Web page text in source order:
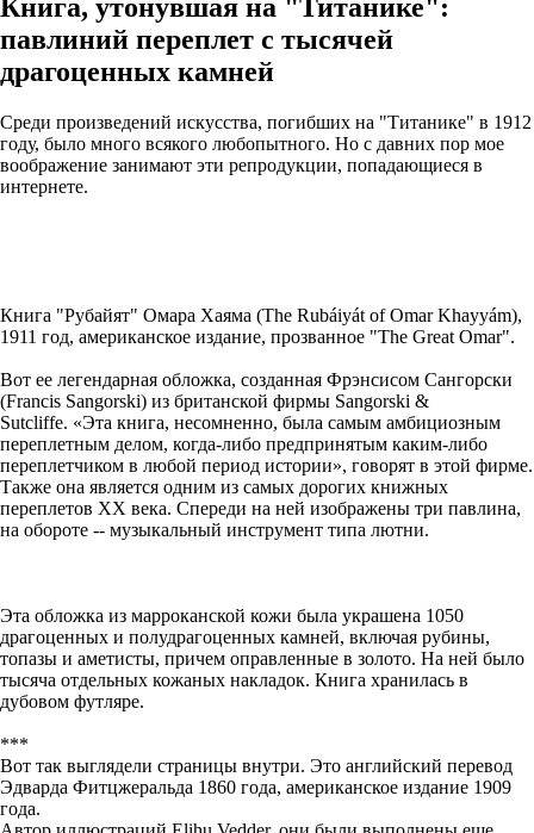
Книга, утонувшая на "Титанике":
павлиний переплет с тысячей
драгоценных камней
Среди произведений искусства, погибших на "Титанике" в 1912
году, было много всякого любопытного. Но с давних пор мое
воображение занимают эти репродукции, попадающиеся в
интернете.
Книга "Рубайят" Омара Хаяма (The Rubáiyát of Omar Khayyám),
1911 год, американское издание, прозванное "The Great Omar".
Вот ее легендарная обложка, созданная Фрэнсисом Сангорски
(Francis Sangorski) из британской фирмы Sangorski &
Sutcliffe. «Эта книга, несомненно, была самым амбициозным
переплетным делом, когда-либо предпринятым каким-либо
переплетчиком в любой период истории», говорят в этой фирме.
Также она является одним из самых дорогих книжных
переплетов ХХ века. Спереди на ней изображены три павлина,
на обороте -- музыкальный инструмент типа лютни.
Эта обложка из марроканской кожи была украшена 1050
драгоценных и полудрагоценных камней, включая рубины,
топазы и аметисты, причем оправленные в золото. На ней было
тысяча отдельных кожаных накладок. Книга хранилась в
дубовом футляре.
***
Вот так выглядели страницы внутри. Это английский перевод
Эдварда Фитцжеральда 1860 года, американское издание 1909
года.